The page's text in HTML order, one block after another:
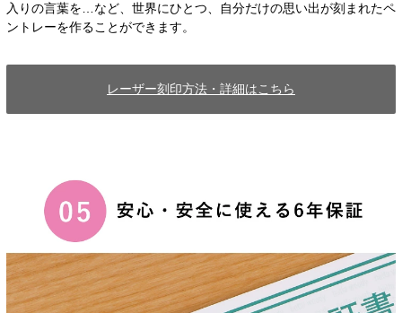
入りの言葉を…など、世界にひとつ、自分だけの思い出が刻まれたペ
ントレーを作ることができます。
レーザー刻印方法・詳細はこちら